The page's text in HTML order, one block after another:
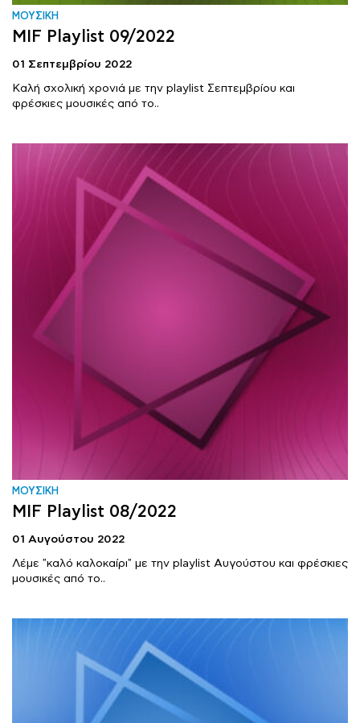
ΜΟΥΣΙΚΗ
MIF Playlist 09/2022
01 Σεπτεμβρίου 2022
Καλή σχολική χρονιά με την playlist Σεπτεμβρίου και
φρέσκιες μουσικές από το..
ΜΟΥΣΙΚΗ
MIF Playlist 08/2022
01 Αυγούστου 2022
Λέμε "καλό καλοκαίρι" με την playlist Αυγούστου και φρέσκιες
μουσικές από το..